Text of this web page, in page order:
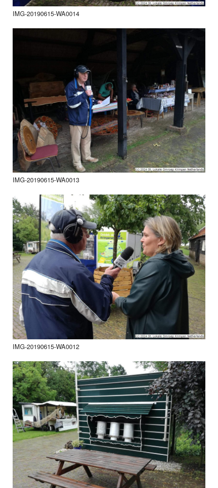
IMG-20190615-WA0014
IMG-20190615-WA0013
IMG-20190615-WA0012